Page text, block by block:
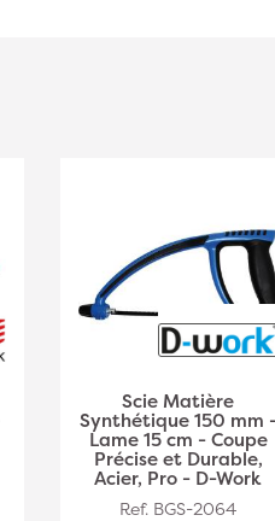
Scie Matière
Synthétique 150 mm
Lame 15 cm - Coupe
Précise et Durable,
Acier, Pro - D-Work
Ref. BGS-2064